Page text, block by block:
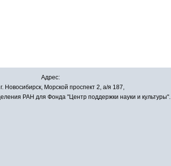
Адрес:
Новосибирск, Морской проспект 2, а/я 187,
РАН для Фонда "Центр поддержки науки и культуры".